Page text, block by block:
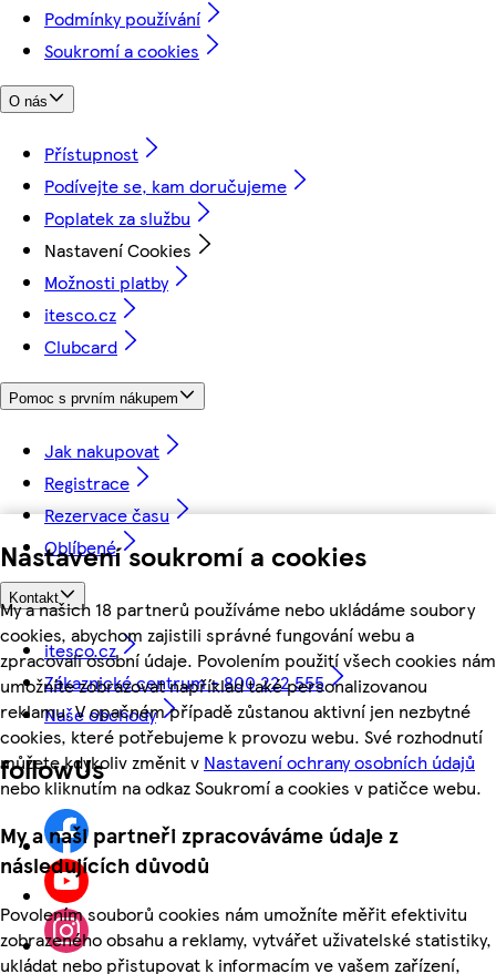
Nastavení soukromí a cookies
My a našich 18 partnerů používáme nebo ukládáme soubory
cookies, abychom zajistili správné fungování webu a
zpracovali osobní údaje. Povolením použití všech cookies nám
umožníte zobrazovat například také personalizovanou
reklamu. V opačném případě zůstanou aktivní jen nezbytné
cookies, které potřebujeme k provozu webu. Své rozhodnutí
můžete kdykoliv změnit v Nastavení ochrany osobních údajů
nebo kliknutím na odkaz Soukromí a cookies v patičce webu.
My a naši partneři zpracováváme údaje z
následujících důvodů
Povolením souborů cookies nám umožníte měřit efektivitu
zobrazeného obsahu a reklamy, vytvářet uživatelské statistiky,
ukládat nebo přistupovat k informacím ve vašem zařízení,
Podmínky používání
Soukromí a cookies
O nás
Přístupnost
Podívejte se, kam doručujeme
Poplatek za službu
Nastavení Cookies
Možnosti platby
itesco.cz
Clubcard
Pomoc s prvním nákupem
Jak nakupovat
Registrace
Rezervace času
Oblíbené
Kontakt
itesco.cz
Zákaznické centrum - 800 222 555
Naše obchody
followUs